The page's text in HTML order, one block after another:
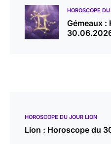
HOROSCOPE
Gémeaux :
HOROSCOPE DU JOUR LION
Lion : Horoscope du